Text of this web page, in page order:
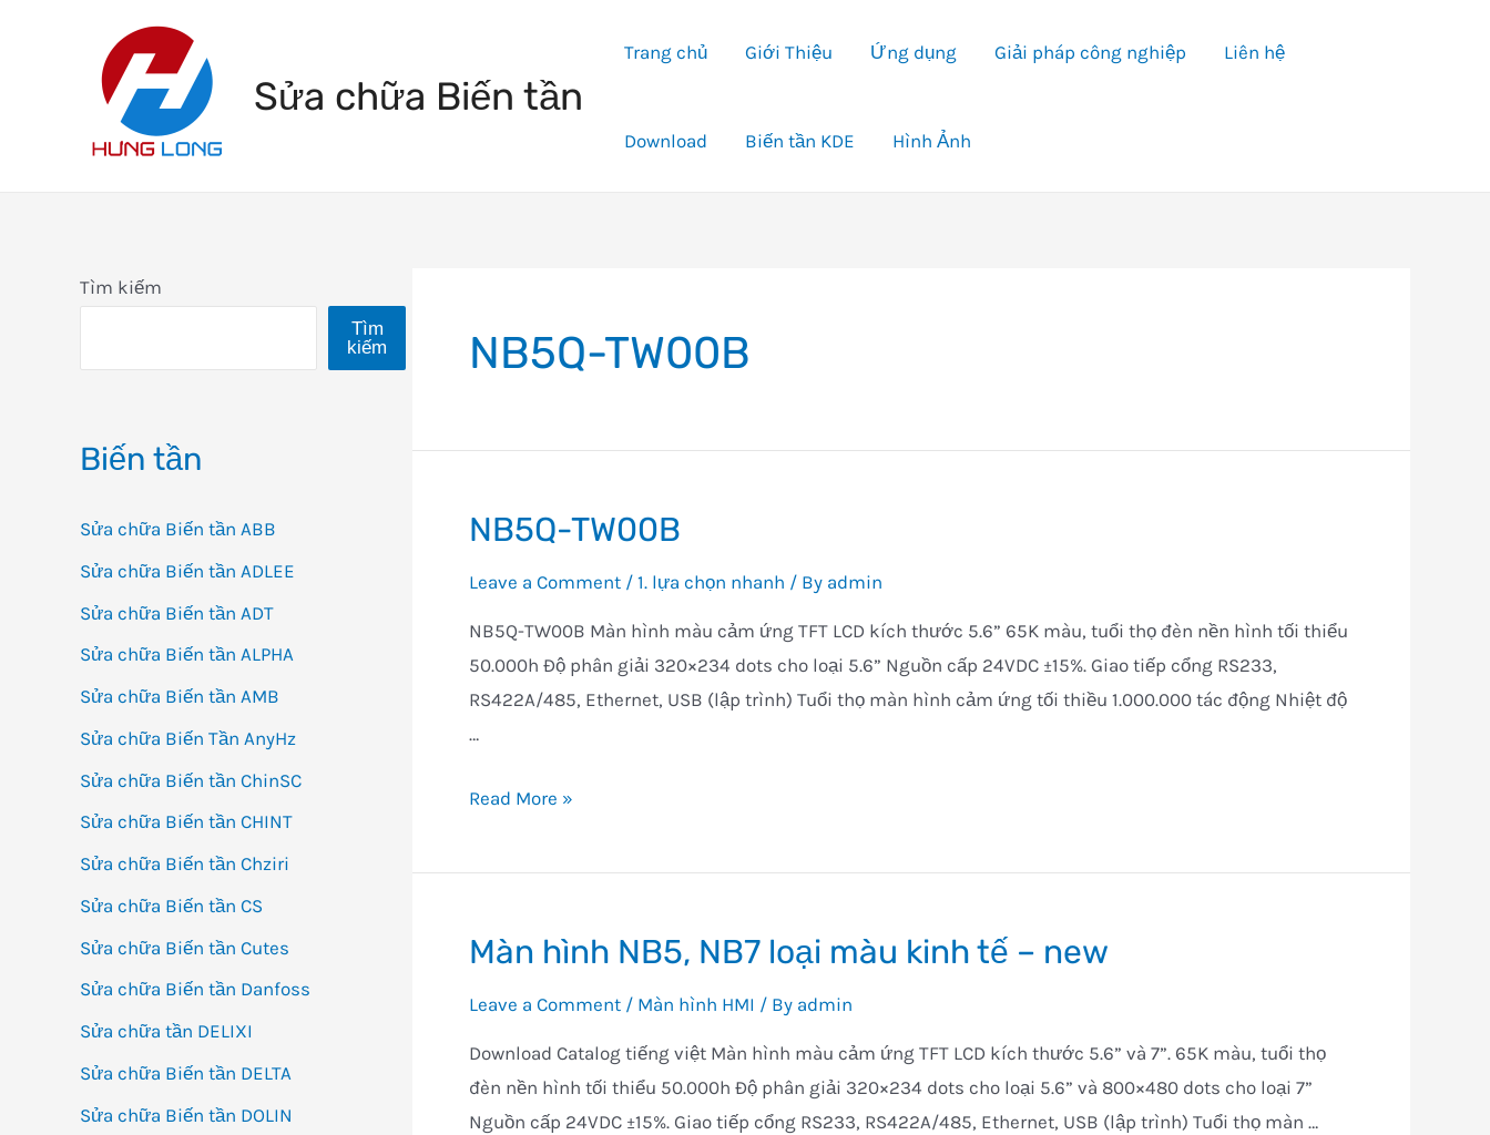
Sửa chữa Biến tần
Trang chủ Giới Thiệu Ứng dụng Giải pháp công nghiệp Liên hệ
Download Biến tần KDE Hình Ảnh
Tìm kiếm
Tìm
kiếm
Biến tần
Sửa chữa Biến tần ABB
Sửa chữa Biến tần ADLEE
Sửa chữa Biến tần ADT
Sửa chữa Biến tần ALPHA
Sửa chữa Biến tần AMB
Sửa chữa Biến Tần AnyHz
Sửa chữa Biến tần ChinSC
Sửa chữa Biến tần CHINT
Sửa chữa Biến tần Chziri
Sửa chữa Biến tần CS
Sửa chữa Biến tần Cutes
Sửa chữa Biến tần Danfoss
Sửa chữa tần DELIXI
Sửa chữa Biến tần DELTA
Sửa chữa Biến tần DOLIN
NB5Q-TW00B
NB5Q-TW00B
Leave a Comment / 1. lựa chọn nhanh / By admin
NB5Q-TW00B Màn hình màu cảm ứng TFT LCD kích thước 5.6” 65K màu, tuổi thọ đèn nền hình tối thiểu
50.000h Độ phân giải 320×234 dots cho loại 5.6” Nguồn cấp 24VDC ±15%. Giao tiếp cổng RS233,
RS422A/485, Ethernet, USB (lập trình) Tuổi thọ màn hình cảm ứng tối thiều 1.000.000 tác động Nhiệt độ
…
NB5Q-
Read More »
Màn hình NB5, NB7 loại màu kinh tế – new
Leave a Comment / Màn hình HMI / By admin
Download Catalog tiếng việt Màn hình màu cảm ứng TFT LCD kích thước 5.6” và 7”. 65K màu, tuổi thọ
đèn nền hình tối thiểu 50.000h Độ phân giải 320×234 dots cho loại 5.6” và 800×480 dots cho loại 7”
Nguồn cấp 24VDC ±15%. Giao tiếp cổng RS233, RS422A/485, Ethernet, USB (lập trình) Tuổi thọ màn …